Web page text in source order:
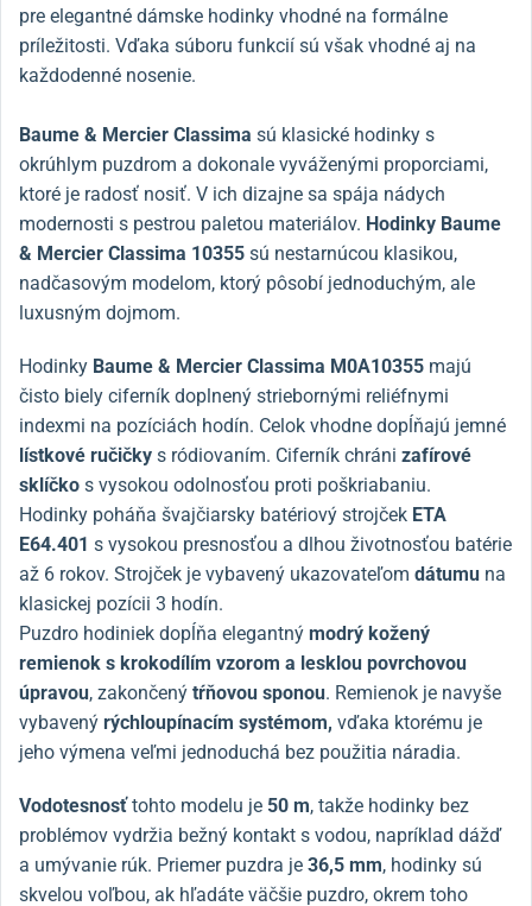
pre elegantné dámske hodinky vhodné na formálne
príležitosti. Vďaka súboru funkcií sú však vhodné aj na
každodenné nosenie.
Baume & Mercier Classima sú klasické hodinky s
okrúhlym puzdrom a dokonale vyváženými proporciami,
ktoré je radosť nosiť. V ich dizajne sa spája nádych
modernosti s pestrou paletou materiálov. Hodinky Baume
& Mercier Classima 10355 sú nestarnúcou klasikou,
nadčasovým modelom, ktorý pôsobí jednoduchým, ale
luxusným dojmom.
Hodinky Baume & Mercier Classima M0A10355 majú
čisto biely ciferník doplnený striebornými reliéfnymi
indexmi na pozíciách hodín. Celok vhodne dopĺňajú jemné
lístkové ručičky s ródiovaním. Ciferník chráni zafírové
sklíčko s vysokou odolnosťou proti poškriabaniu.
Hodinky poháňa švajčiarsky batériový strojček ETA
E64.401 s vysokou presnosťou a dlhou životnosťou batérie
až 6 rokov. Strojček je vybavený ukazovateľom dátumu na
klasickej pozícii 3 hodín.
Puzdro hodiniek dopĺňa elegantný modrý kožený
remienok s krokodílím vzorom a lesklou povrchovou
úpravou, zakončený tŕňovou sponou. Remienok je navyše
vybavený rýchloupínacím systémom, vďaka ktorému je
jeho výmena veľmi jednoduchá bez použitia náradia.
Vodotesnosťtohto modelu je 50 m, takže hodinky bez
problémov vydržia bežný kontakt s vodou, napríklad dážď
a umývanie rúk. Priemer puzdra je 36,5 mm, hodinky sú
skvelou voľbou, ak hľadáte väčšie puzdro, okrem toho